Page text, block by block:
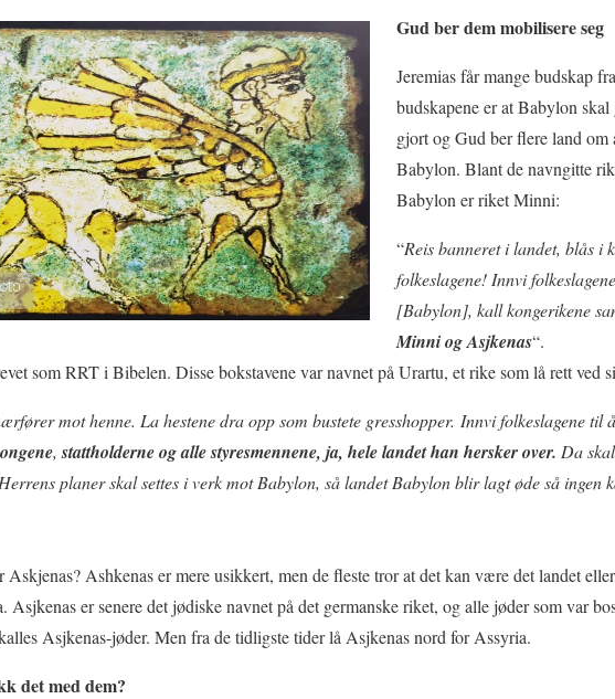
Gud ber dem mobilisere seg
Jeremias får mange budskap
budskapene er at Babylon
gjort og Gud ber flere land om
Babylon. Blant de navngitte
Babylon er riket Minni:
“Reis banneret i landet, blås i
folkeslagene! Innvi
[Babylon], kall kongerikene
Minni og Asjkenas“.
som RRT i Bibelen. Disse bokstavene var navnet på Urartu, et rike som lå rett ved
mot henne. La hestene dra opp som bustete gresshopper. Innvi folkeslagene til
,stattholderne og alle styresmennene, ja, hele landet han hersker over. Da
planer skal settes i verk mot Babylon, så landet Babylon blir lagt øde så ingen
Askjenas? Ashkenas er mere usikkert, men de fleste tror at det kan være det landet
Asjkenas er senere det jødiske navnet på det germanske riket, og alle jøder som var
Asjkenas-jøder. Men fra de tidligste tider lå Asjkenas nord for Assyria.
det med dem?